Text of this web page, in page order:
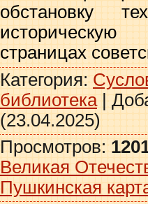
обстановку
страницах
Категория:
библиотека|
(23.04.2025)
Просмотров:
Великая
Пушкинская